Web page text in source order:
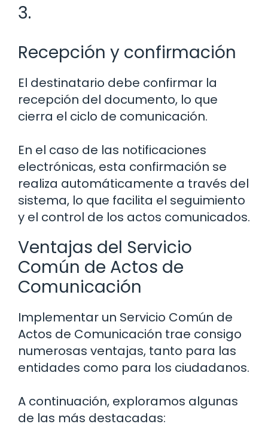
3.
Recepción y confirmación
El destinatario debe confirmar la
recepción del documento, lo que
cierra el ciclo de comunicación.
En el caso de las notificaciones
electrónicas, esta confirmación se
realiza automáticamente a través del
sistema, lo que facilita el seguimiento
y el control de los actos comunicados.
Ventajas del Servicio
Común de Actos de
Comunicación
Implementar un Servicio Común de
Actos de Comunicación trae consigo
numerosas ventajas, tanto para las
entidades como para los ciudadanos.
A continuación, exploramos algunas
de las más destacadas: